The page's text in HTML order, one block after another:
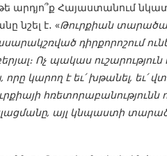
արդյո՞ք Հայաստանում
նշել է․ «Թուրքիան
դիրքորոշում
Ոչ պակաս ուշարություն
կարող է եւ՛ խթանել, եւ՛
հռետորաբանությունն
այլ կնպաստի